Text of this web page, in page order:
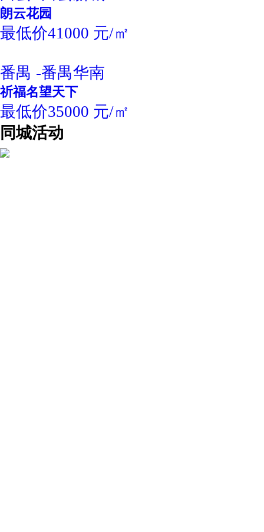
朗云花园
最低价41000 元/㎡
番禺 -番禺华南
祈福名望天下
最低价35000 元/㎡
同城活动